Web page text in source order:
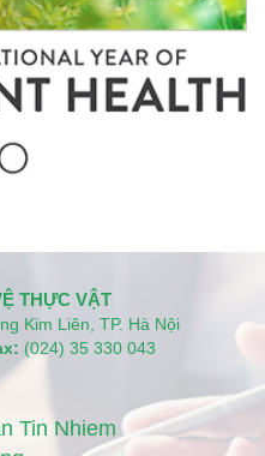
THỰC VẬT
Kim Liên, TP. Hà Nội
(024) 35 330 043